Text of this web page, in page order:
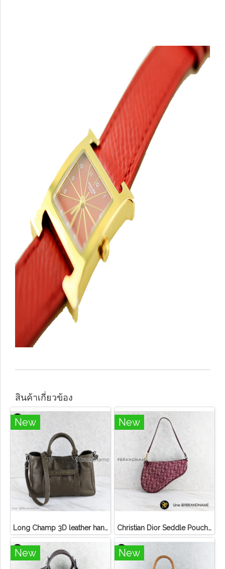
สินค้าเกี่ยวข้อง
New
Long Champ 3D leather handbag
New
Christian Dior Seddle Pouch Accessory Hand Bag
New New